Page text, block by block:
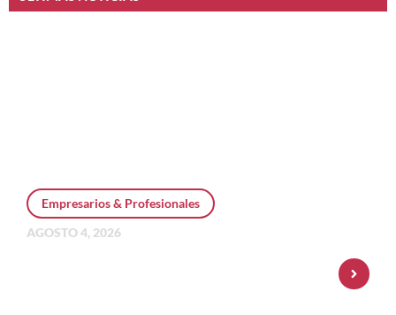
Empresarios & Profesionales
AGOSTO 4, 2026